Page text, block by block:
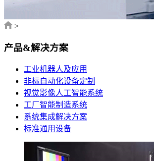
>
产品&解决方案
工业机器人及应用
非标自动化设备定制
视觉影像人工智能系统
工厂智能制造系统
系统集成解决方案
标准通用设备